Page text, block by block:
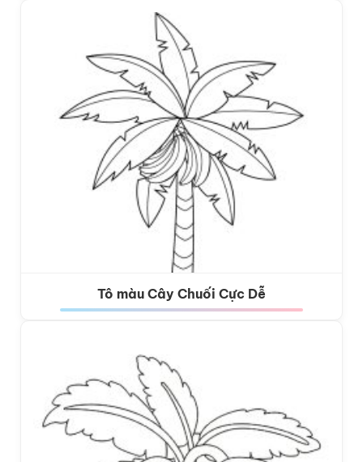
Tô màu Cây Chuối Cực Dễ